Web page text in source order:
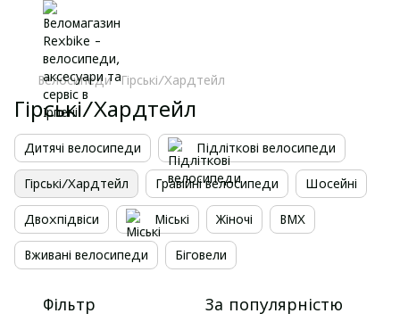
Велосипеди Гірські/Хардтейл
Гірські/Хардтейл
Дитячі велосипеди Підліткові велосипеди
Гірські/Хардтейл Гравійні велосипеди Шосейні
Двохпідвіси Міські Жіночі BMX
Вживані велосипеди Біговели
Фільтр За популярністю